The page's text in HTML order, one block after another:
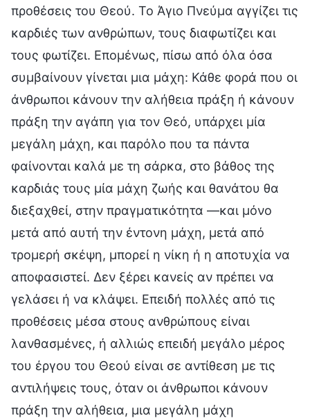
προθέσεις του Θεού. Το Άγιο Πνεύμα αγγίζει τις
καρδιές των ανθρώπων, τους διαφωτίζει και
τους φωτίζει. Επομένως, πίσω από όλα όσα
συμβαίνουν γίνεται μια μάχη: Κάθε φορά που οι
άνθρωποι κάνουν την αλήθεια πράξη ή κάνουν
πράξη την αγάπη για τον Θεό, υπάρχει μία
μεγάλη μάχη, και παρόλο που τα πάντα
φαίνονται καλά με τη σάρκα, στο βάθος της
καρδιάς τους μία μάχη ζωής και θανάτου θα
διεξαχθεί, στην πραγματικότητα —και μόνο
μετά από αυτή την έντονη μάχη, μετά από
τρομερή σκέψη, μπορεί η νίκη ή η αποτυχία να
αποφασιστεί. Δεν ξέρει κανείς αν πρέπει να
γελάσει ή να κλάψει. Επειδή πολλές από τις
προθέσεις μέσα στους ανθρώπους είναι
λανθασμένες, ή αλλιώς επειδή μεγάλο μέρος
του έργου του Θεού είναι σε αντίθεση με τις
αντιλήψεις τους, όταν οι άνθρωποι κάνουν
πράξη την αλήθεια, μια μεγάλη μάχη